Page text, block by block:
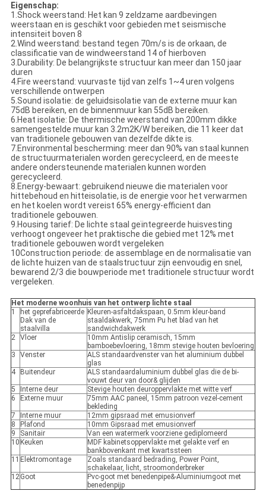
Eigenschap:
1.Shock weerstand: Het kan 9 zeldzame aardbevingen
weerstaan en is geschikt voor gebieden met seismische
intensiteit boven 8
2.Wind weerstand: bestand tegen 70m/s is de orkaan, de
classificatie van de windweerstand 14 of hierboven
3.Durability: De belangrijkste structuur kan meer dan 150 jaar
duren
4.Fire weerstand: vuurvaste tijd van zelfs 1~4 uren volgens
verschillende ontwerpen
5.Sound isolatie: de geluidsisolatie van de externe muur kan
75dB bereiken, en de binnenmuur kan 55dB bereiken.
6.Heat isolatie: De thermische weerstand van 200mm dikke
samengestelde muur kan 3.2m2K/W bereiken, die 11 keer dat
van traditionele gebouwen van dezelfde dikte is.
7.Environmental bescherming: meer dan 90% van staal kunnen
de structuurmaterialen worden gerecycleerd, en de meeste
andere ondersteunende materialen kunnen worden
gerecycleerd.
8.Energy-bewaart: gebruikend nieuwe die materialen voor
hittebehoud en hitteisolatie, is de energie voor het verwarmen
en het koelen wordt vereist 65% energy-efficient dan
traditionele gebouwen.
9.Housing tarief: De lichte staal geïntegreerde huisvesting
verhoogt ongeveer het praktische die gebied met 12% met
traditionele gebouwen wordt vergeleken
10Construction periode: de assemblage en de normalisatie van
de lichte huizen van de staalstructuur zijn eenvoudig en snel,
bewarend 2/3 die bouwperiode met traditionele structuur wordt
vergeleken.
Het moderne woonhuis van het ontwerp lichte staal
1
het geprefabriceerde
Dak van de
staalvilla
Kleuren-asfaltdakspaan, 0.5mm kleur-band
staaldakwerk, 75mm Pu het blad van het
sandwichdakwerk
2 Vloer
10mm Antislip ceramisch, 15mm
bamboebevloering, 18mm stevige houten bevloering
3
Venster
ALS standaardvenster van het aluminium dubbel
glas
4
Buitendeur
ALS standaardaluminium dubbel glas die de bi-
vouwt deur van door& glijden
5
Interne deur
Stevige houten deuroppervlakte met witte verf
6
Externe muur
75mm AAC paneel, 15mm patroon vezel-cement
bekleding
7
Interne muur
12mm gipsraad met emusionverf
8
Plafond
10mm Gipsraad met emusionverf
9
Sanitair
Van een watermerk voorziene gediplomeerd
10 Keuken
MDF kabinetsoppervlakte met gelakte verf en
bankbovenkant met kwartssteen
11 Elektromontage
Zoals standaard bedrading, Power Point,
schakelaar, licht, stroomonderbreker
12Goot
Pvc-goot met benedenpipe&-Aluminiumgoot met
benedenpijp